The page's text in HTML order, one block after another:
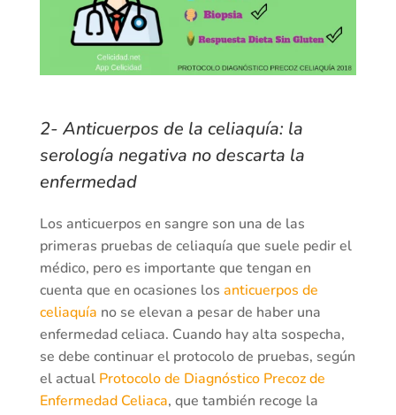
2- Anticuerpos de la celiaquía: la
serología negativa no descarta la
enfermedad
Los anticuerpos en sangre son una de las
primeras pruebas de celiaquía que suele pedir el
médico, pero es importante que tengan en
cuenta que en ocasiones los anticuerpos de
celiaquía no se elevan a pesar de haber una
enfermedad celiaca. Cuando hay alta sospecha,
se debe continuar el protocolo de pruebas, según
el actual Protocolo de Diagnóstico Precoz de
Enfermedad Celiaca, que también recoge la